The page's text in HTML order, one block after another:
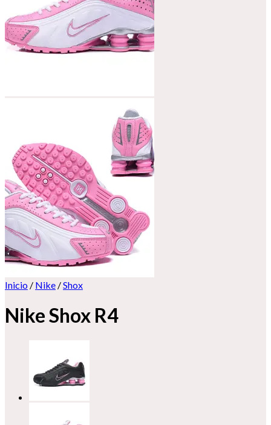
Inicio / Nike /Shox
Nike Shox R4